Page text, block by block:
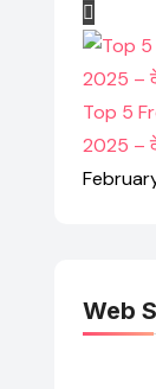
Top 5
2025 –
Web
आम